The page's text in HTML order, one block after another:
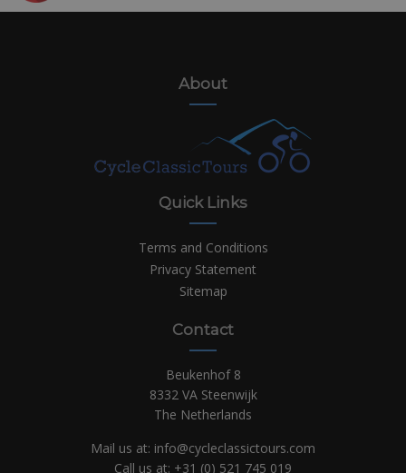
About
Quick Links
Terms and Conditions
Privacy Statement
Sitemap
Contact
Beukenhof 8
8332 VA Steenwijk
The Netherlands
Mail us at: info@cycleclassictours.com
Call us at: +31 (0) 521 745 019